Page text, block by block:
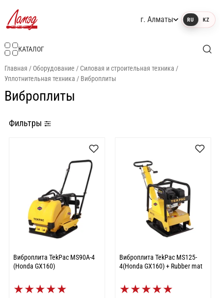
г. Алматы RU KZ
КАТАЛОГ
Главная / Оборудование / Силовая и строительная техника /
Уплотнительная техника / Виброплиты
Виброплиты
Фильтры
Виброплита TekPac MS90A-4
(Honda GX160)
★★★★★
Виброплита TekPac MS125-
4(Honda GX160) + Rubber mat
★★★★★